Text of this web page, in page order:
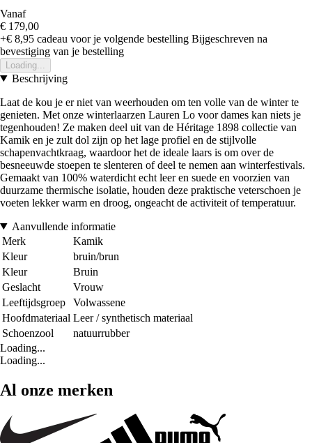
Vanaf
€ 179,00
+€ 8,95 cadeau voor je volgende bestelling Bijgeschreven na
bevestiging van je bestelling
Loading...
Beschrijving
Laat de kou je er niet van weerhouden om ten volle van de winter te
genieten. Met onze winterlaarzen Lauren Lo voor dames kan niets je
tegenhouden! Ze maken deel uit van de Héritage 1898 collectie van
Kamik en je zult dol zijn op het lage profiel en de stijlvolle
schapenvachtkraag, waardoor het de ideale laars is om over de
besneeuwde stoepen te slenteren of deel te nemen aan winterfestivals.
Gemaakt van 100% waterdicht echt leer en suede en voorzien van
duurzame thermische isolatie, houden deze praktische veterschoen je
voeten lekker warm en droog, ongeacht de activiteit of temperatuur.
Aanvullende informatie
Merk
Kamik
Kleur
bruin/brun
Kleur
Bruin
Geslacht
Vrouw
Leeftijdsgroep
Volwassene
Hoofdmateriaal Leer / synthetisch materiaal
Schoenzool
natuurrubber
Loading...
Loading...
Al onze merken